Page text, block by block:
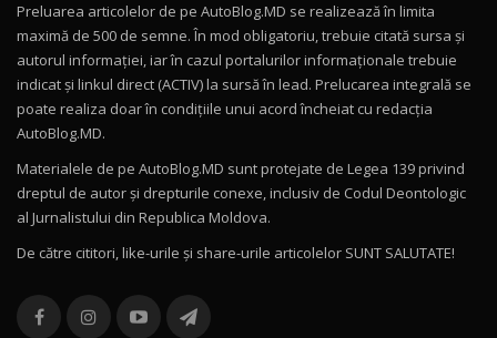
Mercedes-AMG E 53 HYBRID 4MATIC+ / Test
Drive AutoBlog.MD
16:27
11
Noul Volvo ES90 / Test Drive AutoBlog.MD
12
Noul MG HS / Test Drive AutoBlog.MD
16:48
13
combină aventura cu luxul / AutoBlog.MD
36:08
Preluarea articolelor de pe AutoBlog.MD se realizează în limita
maximă de 500 de semne. În mod obligatoriu, trebuie citată sursa și
autorul informației, iar în cazul portalurilor informaționale trebuie
indicat și linkul direct (ACTIV) la sursă în lead. Prelucarea integrală se
poate realiza doar în condițiile unui acord încheiat cu redacţia
AutoBlog.MD.
Materialele de pe AutoBlog.MD sunt protejate de Legea 139 privind
dreptul de autor și drepturile conexe, inclusiv de Codul Deontologic
al Jurnalistului din Republica Moldova.
De către cititori, like-urile şi share-urile articolelor SUNT SALUTATE!